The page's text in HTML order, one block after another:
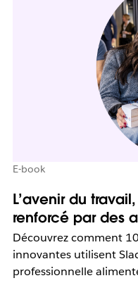
E-book
L’avenir du
renforcé par des
Découvrez comment
innovantes utilisent
professionnelle